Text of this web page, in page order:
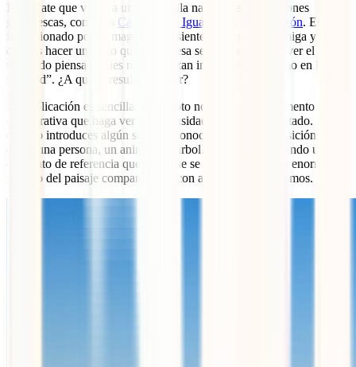
Imagínate que viajas a una maravilla natural de proporciones
gigantescas, como las Cataratas de Iguazú Gran Cañón. Estás
impresionado por su magnitud, te sientes como una hormiga y
quieres hacer una foto que refleje esa sensación; pero al ver el
resultado piensas “pues no parece tan impresionante como en la
realidad”. ¿A que te resulta familiar?
La explicación es sencilla: En tu foto no hay ningún elemento de
comparativa que haga ver la inmensidad del paisaje retratado. Si en
cambio introduces algún sujeto reconocible en la composición,
como una persona, un animal, un árbol… estarás incluyendo un
elemento de referencia que hará que se pueda apreciar el enorme
tamaño del paisaje comparándolo con algo que reconocemos.